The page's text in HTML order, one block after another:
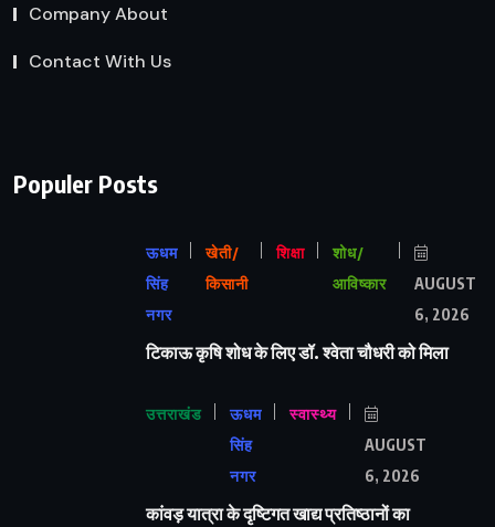
Company About
Contact With Us
Populer Posts
ऊधम
सिंह
नगर
खेती/
किसानी
शिक्षा
शोध/
आविष्कार
AUGUST
6, 2026
टिकाऊ कृषि शोध के लिए डॉ. श्वेता चौधरी को मिला
उत्तराखंड
ऊधम
सिंह
नगर
स्वास्थ्य
AUGUST
6, 2026
कांवड़ यात्रा के दृष्टिगत खाद्य प्रतिष्ठानों का